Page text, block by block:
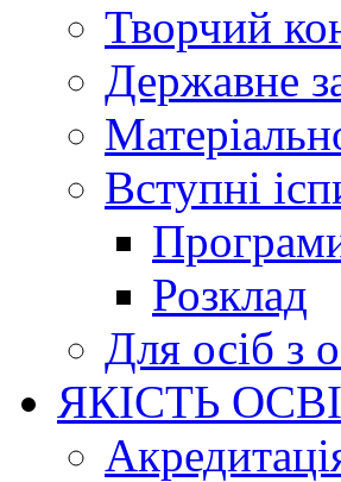
Творчий
Державне
Вступні
Розклад
Для осіб з
ЯКІСТЬ